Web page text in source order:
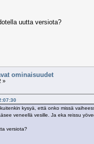
uutta versiota?
ominaisuudet
»
kysyä, että onko missä
veneellä vesille. Ja eka reissu
versiota?